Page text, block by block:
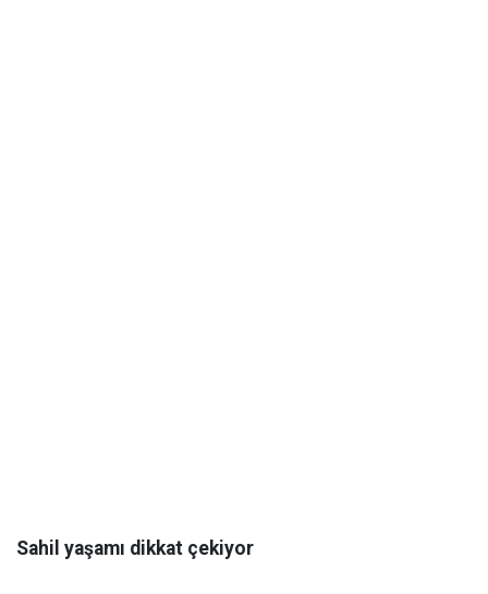
Sahil yaşamı dikkat çekiyor